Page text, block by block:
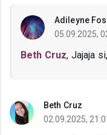
Adileyne
05.09.2025,
Beth Cruz, Jajaja
Beth Cruz
02.09.2025,